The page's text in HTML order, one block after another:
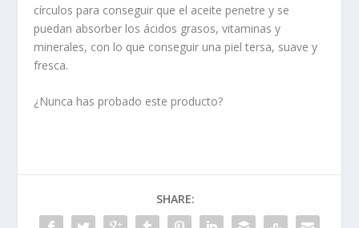
círculos para conseguir que el aceite penetre y se
puedan absorber los ácidos grasos, vitaminas y
minerales, con lo que conseguir una piel tersa, suave y
fresca.
¿Nunca has probado este producto?
SHARE: